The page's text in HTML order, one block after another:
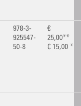
978-3-
925547-
50-8
€
25,00**
€ 15,00 *